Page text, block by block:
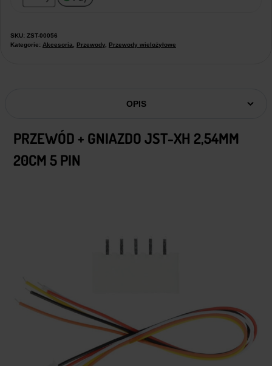
SKU: ZST-00056
Kategorie: Akcesoria Przewody Przewody wielożyłowe
OPIS
PRZEWÓD + GNIAZDO JST-XH 2,54MM
20CM 5 PIN